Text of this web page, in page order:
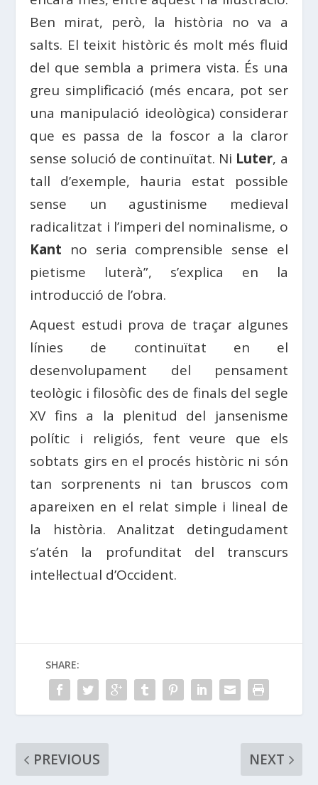
Ben mirat, però, la història no va a
salts. El teixit històric és molt més fluid
del que sembla a primera vista. És una
greu simplificació (més encara, pot ser
una manipulació ideològica) considerar
que es passa de la foscor a la claror
sense solució de continuïtat. Ni Luter, a
tall d’exemple, hauria estat possible
sense un agustinisme medieval
radicalitzat i l’imperi del nominalisme, o
Kant no seria comprensible sense el
pietisme luterà”, s’explica en la
introducció de l’obra.
Aquest estudi prova de traçar algunes
línies de continuïtat en el
desenvolupament del pensament
teològic i filosòfic des de finals del segle
XV fins a la plenitud del jansenisme
polític i religiós, fent veure que els
sobtats girs en el procés històric ni són
tan sorprenents ni tan bruscos com
apareixen en el relat simple i lineal de
la història. Analitzat detingudament
s’atén la profunditat del transcurs
intel·lectual d’Occident.
SHARE:
PREVIOUS NEXT